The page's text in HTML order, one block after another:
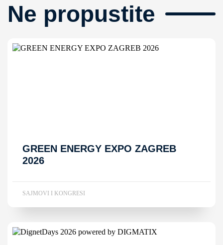
Ne propustite
GREEN ENERGY EXPO ZAGREB
2026
SAJMOVI I KONGRESI